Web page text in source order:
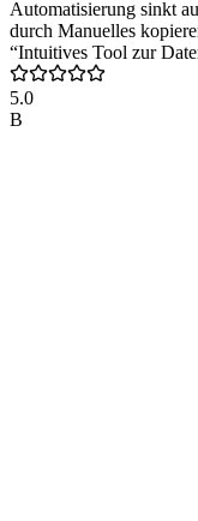
Automatisierung sinkt
durch Manuelles
“Intuitives Tool zur
5.0
B